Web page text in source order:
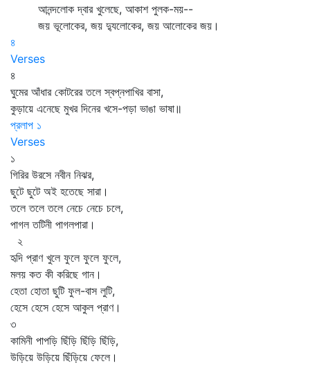
আনন্দলোক দ্বার খুলেছে, আকাশ পুলক-ময়--
জয় ভূলোকের, জয় দ্যুলোকের, জয় আলোকের জয়।
৪
Verses
৪
ঘুমের আঁধার কোটরের তলে স্বপ্নপাখির বাসা,
কুড়ায়ে এনেছে মুখর দিনের খসে-পড়া ভাঙা ভাষা॥
প্রলাপ ১
Verses
১
গিরির উরসে নবীন নিঝর,
ছুটে ছুটে অই হতেছে সারা।
তলে তলে তলে নেচে নেচে চলে,
পাগল তটিনী পাগলপারা।
২
হৃদি প্রাণ খুলে ফুলে ফুলে ফুলে,
মলয় কত কী করিছে গান।
হেতা হোতা ছুটি ফুল-বাস লুটি,
হেসে হেসে হেসে আকুল প্রাণ।
৩
কামিনী পাপড়ি ছিঁড়ি ছিঁড়ি ছিঁড়ি,
উড়িয়ে উড়িয়ে ছিঁড়িয়ে ফেলে।